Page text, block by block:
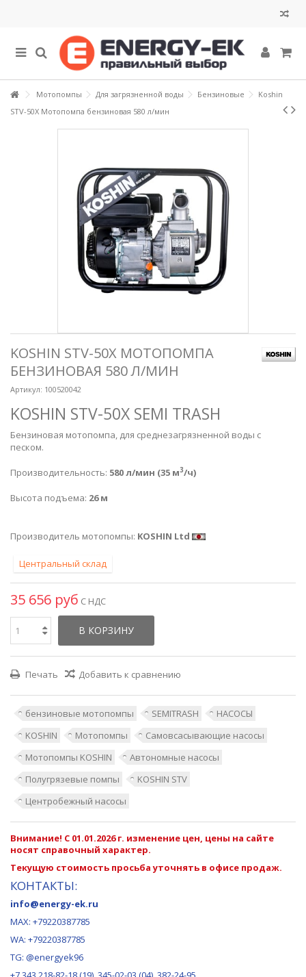
Мотопомпы Для загрязненной воды Бензиновые
Koshin
STV-50X Мотопомпа бензиновая 580 л/мин
KOSHIN STV-50X МОТОПОМПА
БЕНЗИНОВАЯ 580 Л/МИН
Артикул: 100520042
KOSHIN STV-50X SEMI TRASH
Бензиновая мотопомпа, для среднезагрязненной воды с
песком.
Производительность: 580 л/мин (35 м3/ч)
Высота подъема: 26 м
Производитель мотопомпы: KOSHIN Ltd
Центральный склад
35 656 руб С НДС
В КОРЗИНУ
Печать Добавить к сравнению
бензиновые мотопомпы SEMITRASH
НАСОСЫ
KOSHIN
Мотопомпы
Самовсасывающие насосы
Мотопомпы KOSHIN
Автономные насосы
Полугрязевые помпы
KOSHIN STV
Центробежный насосы
Внимание! С 01.01.2026 г. изменение цен, цены на сайте
носят справочный характер.
Текущую стоимость просьба уточнять в офисе продаж.
КОНТАКТЫ:
info@energy-ek.ru
MAX: +79220387785
WA: +79220387785
TG: @energyek96